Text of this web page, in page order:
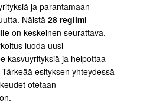
ja parantamaan
Näistä 28 regiimi
on keskeinen seurattava,
luoda uusi
kasvuyrityksiä ja helpottaa
esityksen yhteydessä
otetaan